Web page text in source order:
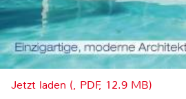
Jetzt laden (, PDF, 12.9 MB)